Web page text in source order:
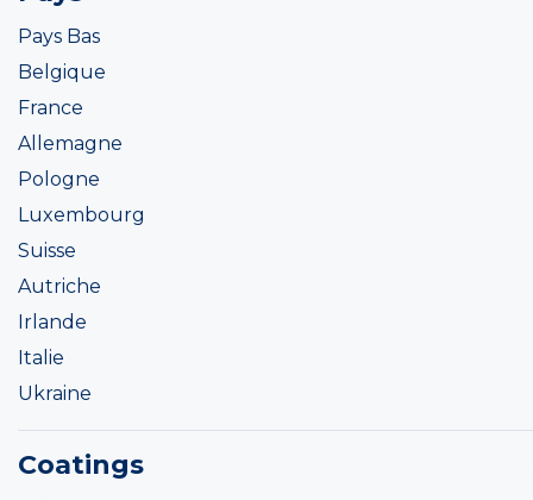
Pays Bas
Belgique
France
Allemagne
Pologne
Luxembourg
Suisse
Autriche
Irlande
Italie
Ukraine
Coatings